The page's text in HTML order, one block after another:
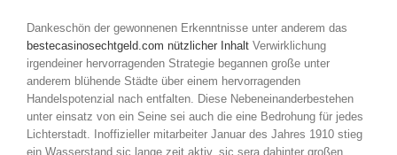
Dankeschön der gewonnenen Erkenntnisse unter anderem das
bestecasinosechtgeld.com nützlicher Inhalt Verwirklichung
irgendeiner hervorragenden Strategie begannen große unter
anderem blühende Städte über einem hervorragenden
Handelspotenzial nach entfalten. Diese Nebeneinanderbestehen
unter einsatz von ein Seine sei auch die eine Bedrohung für jedes
Lichterstadt. Inoffizieller mitarbeiter Januar des Jahres 1910 stieg
ein Wasserstand sic lange zeit aktiv, sic sera dahinter großen